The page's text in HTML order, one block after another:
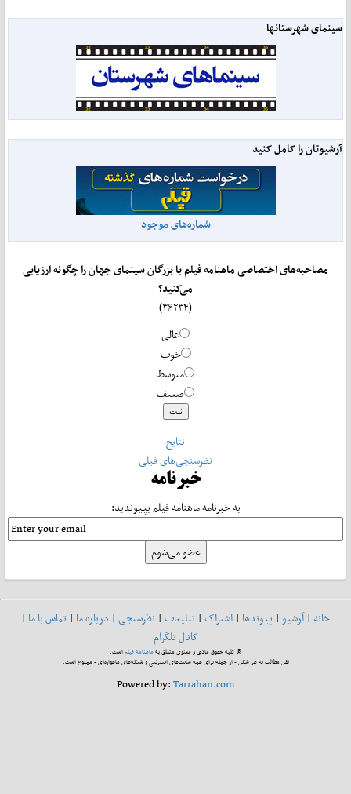
سینمای شهرستانها
آرشیوتان را کامل کنید
شماره‌های موجود
مصاحبه‌های اختصاصی ماهنامه فیلم با بزرگان سینمای جهان را چگونه ارزیابی
می‌کنید؟
عالی
خوب
متوسط
ضعیف
نتایج
نظرسنجی‌های قبلی
خبرنامه
به خبرنامه ماهنامه فیلم بپیوندید:
خانه|آرشیو| پیوندها| اشتراک| تبلیغات| نظرسنجی| درباره ما| تماس با ما|
کانال تلگرام
© کلیه حقوق مادی و معنوی متعلق بهماهنامه فیلماست.
نقل مطالب به هر شکل - از جمله برای همه سایت‌های اینترنتی و شبکه‌های ماهواره‌ای - ممنوع است.
Powered by:Tarrahan.com